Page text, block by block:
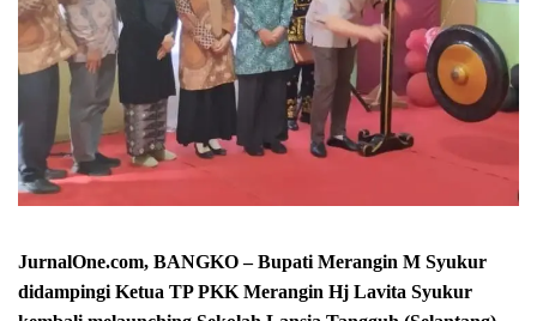
JurnalOne.com, BANGKO – Bupati Merangin M Syukur
didampingi Ketua TP PKK Merangin Hj Lavita Syukur